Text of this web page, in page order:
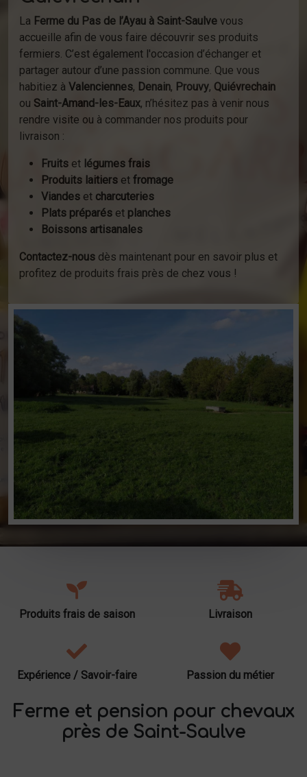
La Ferme du Pas de l’Ayau à Saint-Saulve vous
accueille afin de vous faire découvrir ses produits
fermiers. C’est également l'occasion d’échanger et
partager autour d’une passion commune. Que vous
habitiez à Valenciennes, Denain, Prouvy, Quiévrechain
ou Saint-Amand-les-Eaux, n’hésitez pas à venir nous
rendre visite ou à commander nos produits pour
livraison :
Fruits et légumes frais
Produits laitiers et fromage
Viandes et charcuteries
Plats préparés et planches
Boissons artisanales
Contactez-nous dès maintenant pour en savoir plus et
profitez de produits frais près de chez vous !
Produits frais de saison Livraison
Expérience / Savoir-faire Passion du métier
Ferme et pension pour chevaux
près de Saint-Saulve